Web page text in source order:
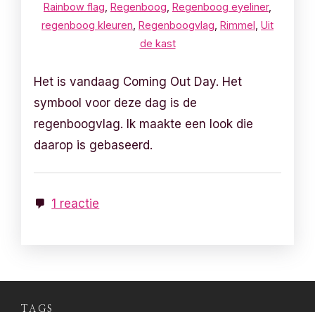
Rainbow flag Regenboog Regenboog eyeliner,
regenboog kleuren Regenboogvlag Rimmel Uit
de kast
Het is vandaag Coming Out Day. Het
symbool voor deze dag is de
regenboogvlag. Ik maakte een look die
daarop is gebaseerd.
1 reactie
TAGS